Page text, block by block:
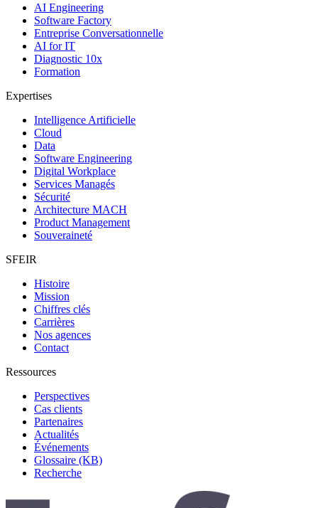
AI Engineering
Software Factory
Entreprise Conversationnelle
AI for IT
Diagnostic 10x
Formation
Expertises
Intelligence Artificielle
Cloud
Data
Software Engineering
Digital Workplace
Services Managés
Sécurité
Architecture MACH
Product Management
Souveraineté
SFEIR
Histoire
Mission
Chiffres clés
Carrières
Nos agences
Contact
Ressources
Perspectives
Cas clients
Partenaires
Actualités
Événements
Glossaire (KB)
Recherche